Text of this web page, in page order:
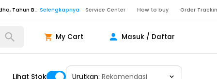
Service Center How to buy Order
My Cart Masuk / Daftar
Lihat Stok Urutkan: Rekomendasi